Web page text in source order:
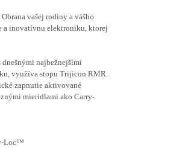
Obrana vašej rodiny a vášho
a inovatívnu elektroniku, ktorej
najbežnejšími
využíva stopu Trijicon RMR.
zapnutie aktivované
mieridlami ako Carry-
Loc™